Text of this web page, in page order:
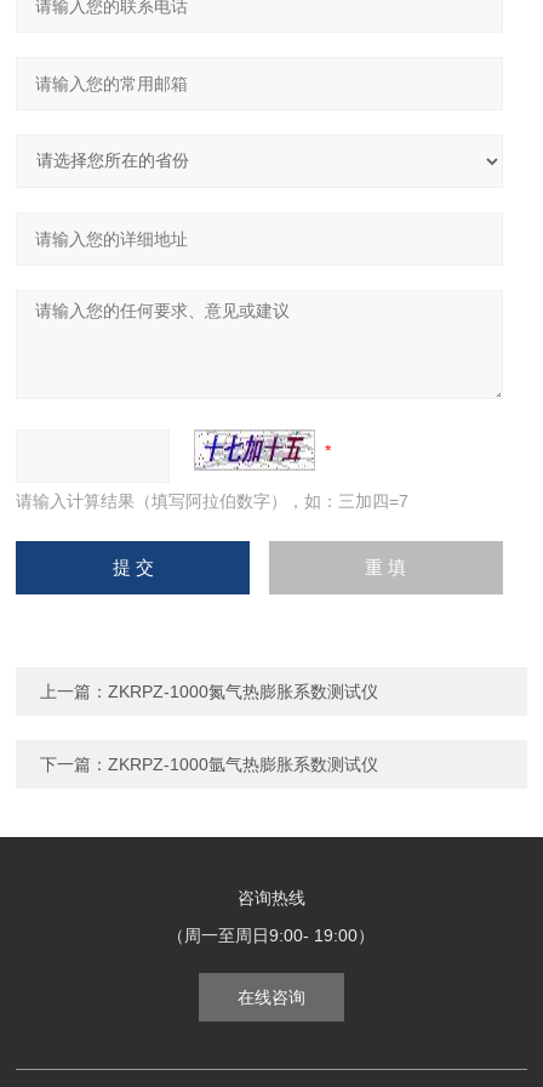
请输入计算结果（填写阿拉伯数字），如：三加四=7
上一篇：ZKRPZ-1000氮气热膨胀系数测试仪
下一篇：ZKRPZ-1000氩气热膨胀系数测试仪
咨询热线
（周一至周日9:00- 19:00）
在线咨询